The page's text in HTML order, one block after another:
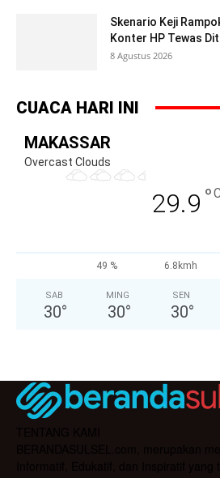
Skenario Keji
Konter HP Tewas
8 Agustus 2026
CUACA HARI INI
MAKASSAR
Overcast Clouds
29.9 °
49 % 6.8kmh
SAB
30°
MING
30°
SEN
30°